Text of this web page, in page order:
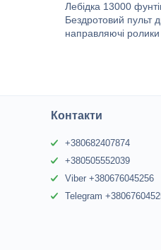
Лебідка 13000
Бездротовий пульт
направляючі ролики
Контакти
+380682407874
+380505552039
Viber +380676045256
Telegram